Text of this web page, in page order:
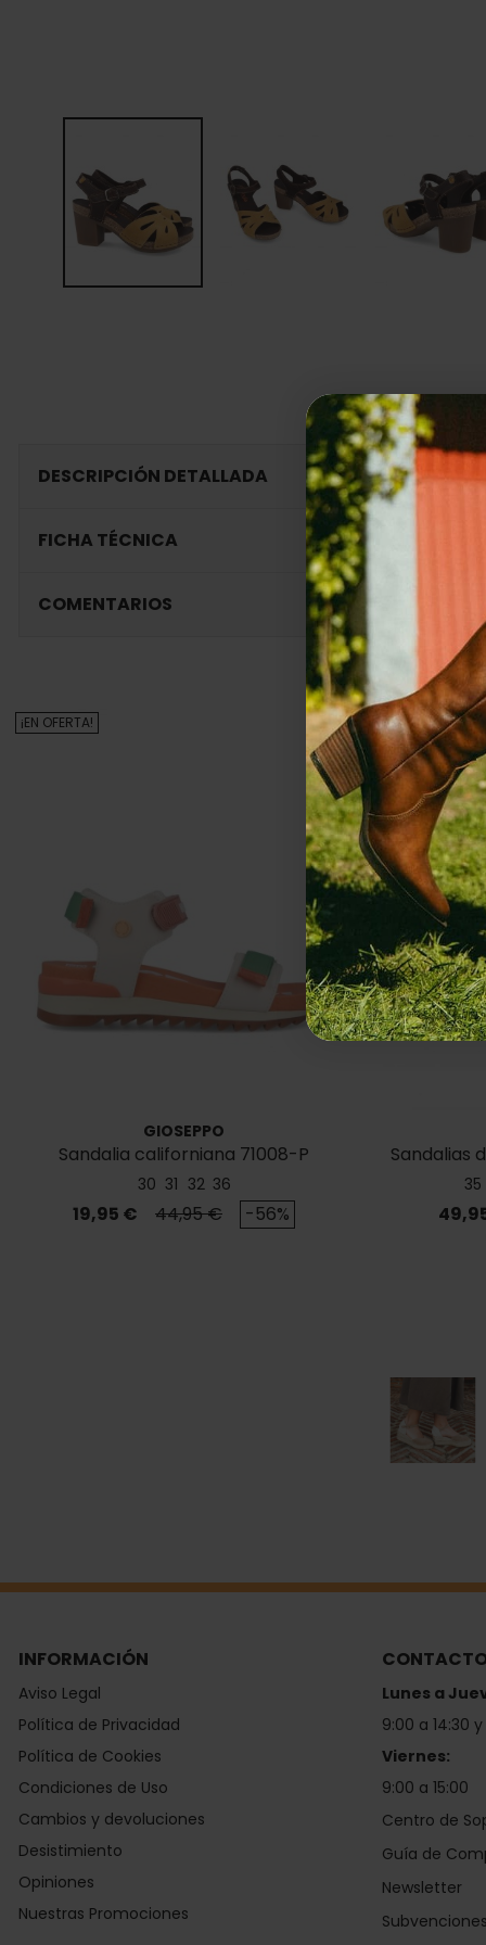
DESCRIPCIÓN DETALLADA
FICHA TÉCNICA
COMENTARIOS
GIOSEPPO
Sandalia californiana 71008-P
30 31 32 36
Precio
19,95 € Precio base
44,95 € -56%
¡EN OFERTA!
Sandalias
35
INFORMACIÓN
Aviso Legal
Política de Privacidad
Política de Cookies
Condiciones de Uso
Cambios y devoluciones
Desistimiento
Opiniones
Nuestras Promociones
Lunes a
9:00 a 14:30
Viernes:
9:00 a 15:00
Centro de
Guía de
Newsletter
Subvenciones